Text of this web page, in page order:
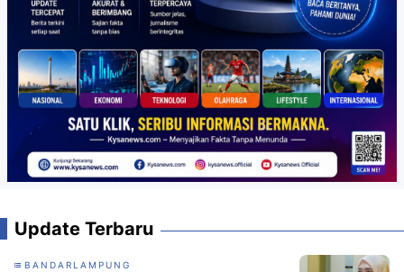
Update Terbaru
BANDARLAMPUNG